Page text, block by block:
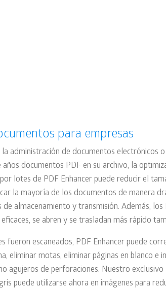
para empresas
la administración de documentos electrónicos o
documentos PDF en su archivo, la
lotes de PDF Enhancer puede reducir el
la mayoría de los documentos de manera
almacenamiento y transmisión. Además, los
se abren y se trasladan más rápido
fueron escaneados, PDF Enhancer puede
eliminar motas, eliminar páginas en blanco e
agujeros de perforaciones. Nuestro exclusivo
puede utilizarse ahora en imágenes para